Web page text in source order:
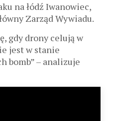
na łódź Iwanowiec,
Zarząd Wywiadu.
gdy drony celują w
jest w stanie
bomb” – analizuje